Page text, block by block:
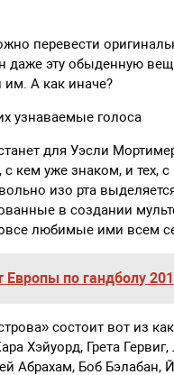
перевести
даже эту обыденную
им. А как иначе?
узнаваемые голоса
для Уэсли
кем уже знаком, и
изо рта
в создании
любимые ими всем
Европы по гандболу
состоит вот из
Хэйуорд, Грета
Боб Бэлабан,